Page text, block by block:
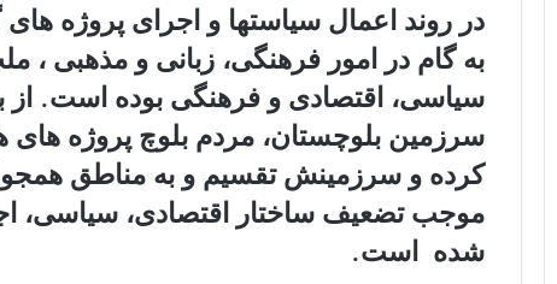
در روند اعمال سیاستها و اجرای پروژه
به گام در امور فرهنگی، زبانی و مذهبی ،
سیاسی، اقتصادی و فرهنگی بوده است.
سرزمین بلوچستان، مردم بلوچ پروژه های
کرده و سرزمینش تقسیم و به مناطق
موجب تضعیف ساختار اقتصادی، سیاسی،
شده است.